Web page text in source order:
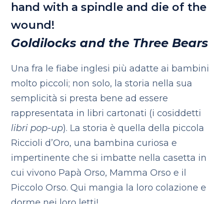
hand with a spindle and die of the
wound!
Goldilocks and the Three Bears
Una fra le fiabe inglesi più adatte ai bambini
molto piccoli; non solo, la storia nella sua
semplicità si presta bene ad essere
rappresentata in libri cartonati (i cosiddetti
libri pop-up). La storia è quella della piccola
Riccioli d’Oro, una bambina curiosa e
impertinente che si imbatte nella casetta in
cui vivono Papà Orso, Mamma Orso e il
Piccolo Orso. Qui mangia la loro colazione e